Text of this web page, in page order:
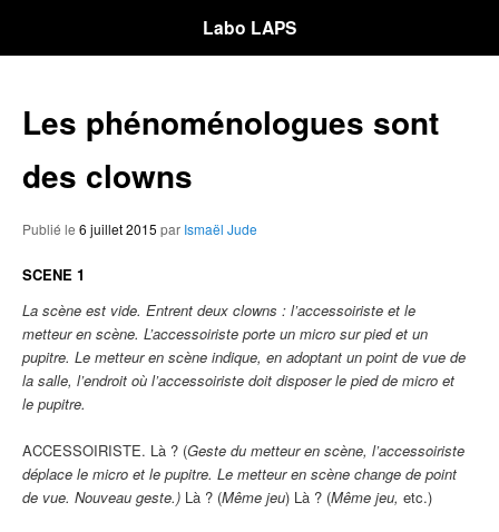
Labo LAPS
Les phénoménologues sont
des clowns
Publié le 6 juillet 2015 par Ismaël Jude
SCENE 1
La scène est vide. Entrent deux clowns : l’accessoiriste et le
metteur en scène. L’accessoiriste porte un micro sur pied et un
pupitre. Le metteur en scène indique, en adoptant un point de vue de
la salle, l’endroit où l’accessoiriste doit disposer le pied de micro et
le pupitre.
ACCESSOIRISTE. Là ? (Geste du metteur en scène, l’accessoiriste
déplace le micro et le pupitre. Le metteur en scène change de point
de vue. Nouveau geste.) Là ? (Même jeu) Là ? (Même jeu, etc.)